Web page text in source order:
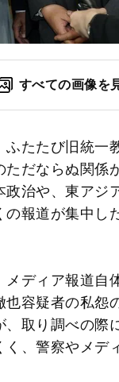
すべての画像を
たたび旧統一
だならぬ関係
治や、東アジ
の報道が集中し
ディア報道自
容疑者の私怨
取り調べの際
、警察やメデ